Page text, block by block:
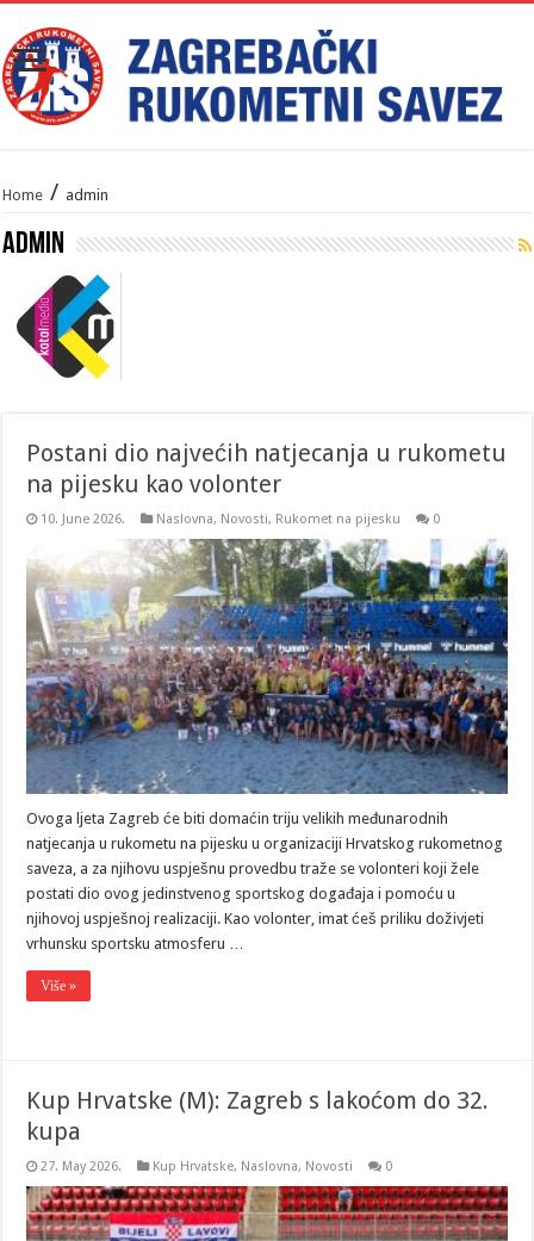
Home / admin
admin
Postani dio najvećih natjecanja u rukometu
na pijesku kao volonter
10. June 2026. Naslovna, Novosti, Rukomet na pijesku 0
Ovoga ljeta Zagreb će biti domaćin triju velikih međunarodnih
natjecanja u rukometu na pijesku u organizaciji Hrvatskog rukometnog
saveza, a za njihovu uspješnu provedbu traže se volonteri koji žele
postati dio ovog jedinstvenog sportskog događaja i pomoću u
njihovoj uspješnoj realizaciji. Kao volonter, imat ćeš priliku doživjeti
vrhunsku sportsku atmosferu …
Više »
Kup Hrvatske (M): Zagreb s lakoćom do 32.
kupa
27. May 2026. Kup Hrvatske, Naslovna, Novosti 0